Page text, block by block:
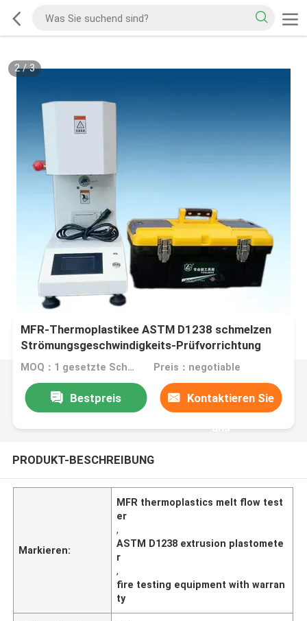
2/3
MFR-Thermoplastikee ASTM D1238 schmelzen
Strömungsgeschwindigkeits-Prüfvorrichtung
durch Verdrängungs-Plastometer
MOQ：1 gesetzte Schmelzströmungsgeschwindigkeits-Prüfvorrichtung in einem Auftrag Preis：negotiable
Bestpreis Kontaktieren Sie
uns
PRODUKT-BESCHREIBUNG
Markieren:
MFR thermoplastics melt flow test
er
,
ASTM D1238 extrusion plastomete
r
,
fire testing equipment with warran
ty